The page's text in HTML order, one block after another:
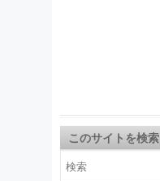
このサイトを検索